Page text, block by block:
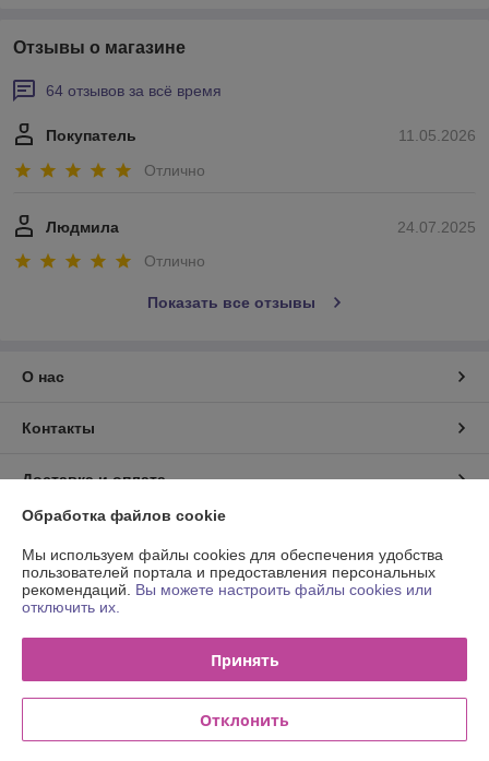
Отзывы о магазине
64 отзывов за всё время
11.05.2026
Покупатель
Отлично
24.07.2025
Людмила
Отлично
Показать все отзывы
О нас
Контакты
Доставка и оплата
Полная версия сайта
Сайт создан на платформе Deal.by
Обработка файлов cookie
Мы используем файлы cookies для обеспечения удобства
пользователей портала и предоставления персональных
рекомендаций. Вы можете настроить файлы cookies или
отключить их.
Принять
Отклонить